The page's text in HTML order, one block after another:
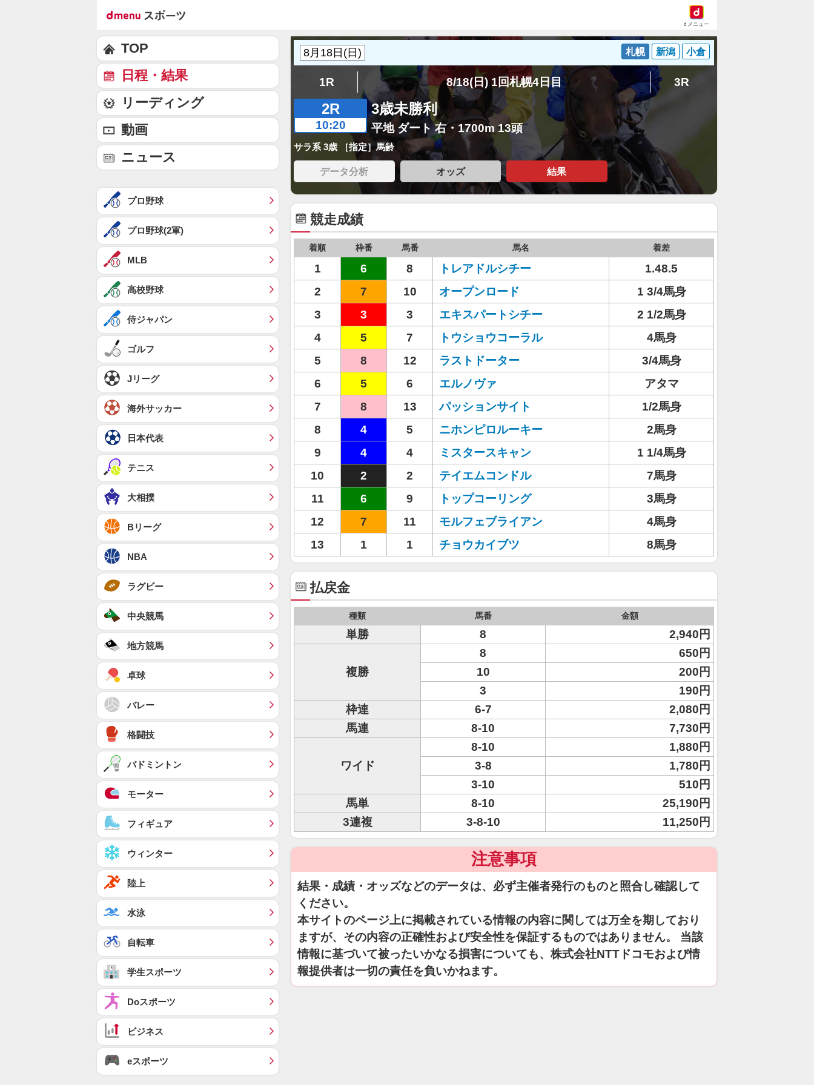
dメニュー
札幌 新潟 小倉
1R 8/18(日) 1回札幌4日目 3R
2R
10:20
3歳未勝利
平地 ダート 右・1700m 13頭
サラ系 3歳 ［指定］馬齢
データ分析 オッズ 結果
競走成績
着順 枠番 馬番 馬名 着差
1 6 8 トレアドルシチー
1.48.5
2
7 10 オープンロード
1 3/4馬身
3
3 3 エキスパートシチー
2 1/2馬身
4
5 7 トウショウコーラル
4馬身
5
8 12 ラストドーター
3/4馬身
6
5 6 エルノヴァ
アタマ
7
8 13 パッションサイト
1/2馬身
8
4 5 ニホンピロルーキー
2馬身
9
4 4 ミスタースキャン
1 1/4馬身
10
2 2 テイエムコンドル
7馬身
11
6 9 トップコーリング
3馬身
12
7 11 モルフェブライアン
4馬身
13
1 1 チョウカイブツ 8馬身
払戻金
種類 馬番 金額
単勝 8 2,940円
複勝
8
650円
10
200円
3
190円
枠連
6-7
2,080円
馬連
8-10 7,730円
ワイド
8-10
1,880円
3-8
1,780円
3-10
510円
馬単
8-10
25,190円
3連複
3-8-10 11,250円
注意事項
結果・成績・オッズなどのデータは、必ず主催者発行のものと照合し確認して
ください。
本サイトのページ上に掲載されている情報の内容に関しては万全を期しており
ますが、その内容の正確性および安全性を保証するものではありません。 当該
情報に基づいて被ったいかなる損害についても、株式会社NTTドコモおよび情
報提供者は一切の責任を負いかねます。
TOP
日程・結果
リーディング
動画
ニュース
プロ野球
プロ野球(2軍)
MLB
高校野球
侍ジャパン
ゴルフ
Jリーグ
海外サッカー
日本代表
テニス
大相撲
Bリーグ
NBA
ラグビー
中央競馬
地方競馬
卓球
バレー
格闘技
バドミントン
モーター
フィギュア
ウィンター
陸上
水泳
自転車
学生スポーツ
Doスポーツ
ビジネス
eスポーツ